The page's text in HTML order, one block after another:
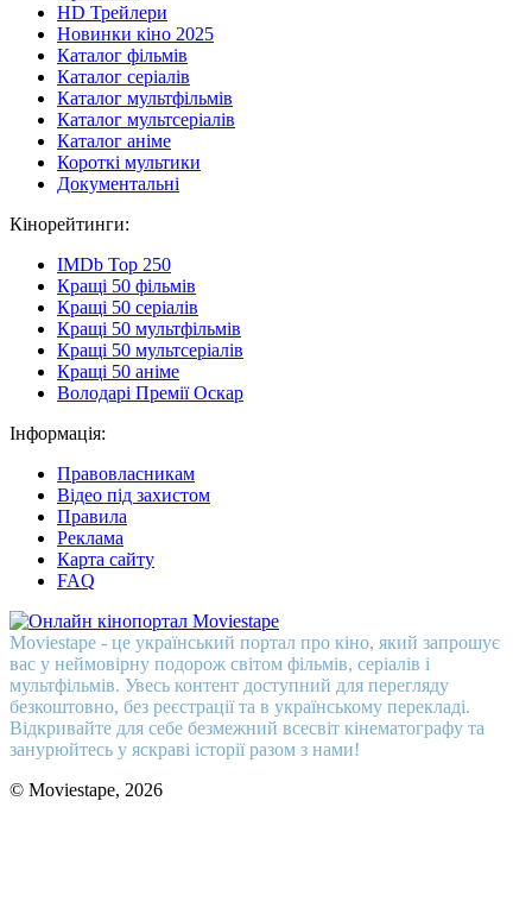
HD Трейлери
Новинки кіно 2025
Каталог фільмів
Каталог серіалів
Каталог мультфільмів
Каталог мультсеріалів
Каталог аніме
Короткі мультики
Документальні
Кінорейтинги:
IMDb Top 250
Кращі 50 фільмів
Кращі 50 серіалів
Кращі 50 мультфільмів
Кращі 50 мультсеріалів
Кращі 50 аніме
Володарі Премії Оскар
Інформація:
Правовласникам
Відео під захистом
Правила
Реклама
Карта сайту
FAQ
Moviestape - це український портал про кіно, який запрошує
вас у неймовірну подорож світом фільмів, серіалів і
мультфільмів. Увесь контент доступний для перегляду
безкоштовно, без реєстрації та в українському перекладі.
Відкривайте для себе безмежний всесвіт кінематографу та
занурюйтесь у яскраві історії разом з нами!
© Moviestape, 2026